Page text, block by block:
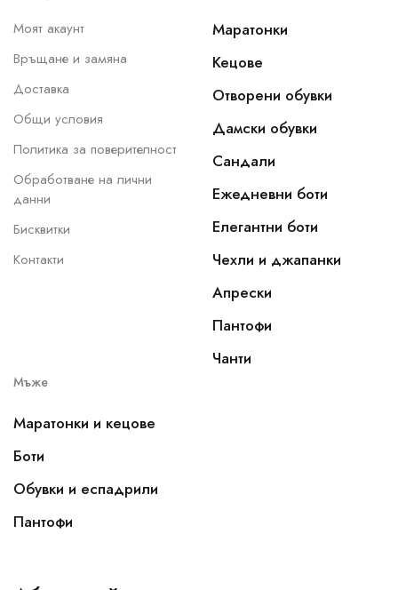
Моят акаунт
Връщане и замяна
Доставка
Общи условия
Политика за поверителност
Обработване на лични
данни
Бисквитки
Контакти
Маратонки
Кецове
Отворени обувки
Дамски обувки
Сандали
Ежедневни боти
Елегантни боти
Чехли и джапанки
Апрески
Пантофи
Чанти
Мъже
Маратонки и кецове
Боти
Обувки и еспадрили
Пантофи